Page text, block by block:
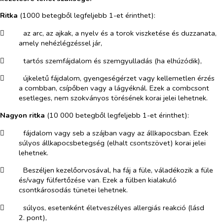
Ritka (1000 betegből legfeljebb 1-et érinthet):
​
az arc, az ajkak, a nyelv és a torok viszketése és duzzanata,
amely nehézlégzéssel jár,
​
tartós szemfájdalom és szemgyulladás (ha elhúzódik),
​
újkeletű fájdalom, gyengeségérzet vagy kellemetlen érzés
a combban, csípőben vagy a lágyéknál. Ezek a combcsont
esetleges, nem szokványos törésének korai jelei lehetnek.
Nagyon ritka (10 000 betegből legfeljebb 1-et érinthet):
​
fájdalom vagy seb a szájban vagy az állkapocsban. Ezek
súlyos állkapocsbetegség (elhalt csontszövet) korai jelei
lehetnek.
​
Beszéljen kezelőorvosával, ha fáj a füle, váladékozik a füle
és/vagy fülfertőzése van. Ezek a fülben kialakuló
csontkárosodás tünetei lehetnek.
​
súlyos, esetenként életveszélyes allergiás reakció (lásd
2. pont),